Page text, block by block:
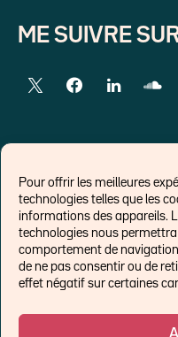
Pour offrir les meilleures
technologies telles que les
informations des appareils.
technologies nous
comportement de
de ne pas consentir ou de
effet négatif sur certaines
ME SUIVRE